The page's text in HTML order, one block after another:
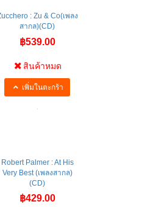
Zucchero : Zu & Co(เพลง
สากล)(CD)
สินค้าหมด
เพิ่มในตะกร้า
Robert Palmer : At His
Very Best (เพลงสากล)
(CD)